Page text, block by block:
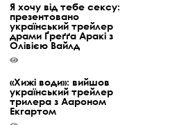
Я хочу від тебе сексу:
презентовано
український трейлер
драми Ґреґґа Аракі з
Олівією Вайлд
«Хижі води»: вийшов
український трейлер
трилера з Аароном
Екгартом